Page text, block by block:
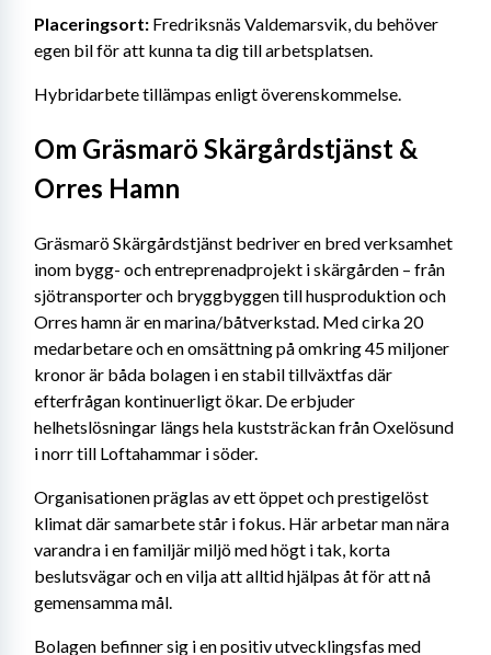
Placeringsort: Fredriksnäs Valdemarsvik, du behöver
egen bil för att kunna ta dig till arbetsplatsen.
Hybridarbete tillämpas enligt överenskommelse.
Om Gräsmarö Skärgårdstjänst &
Orres Hamn
Gräsmarö Skärgårdstjänst bedriver en bred verksamhet
inom bygg- och entreprenadprojekt i skärgården – från
sjötransporter och bryggbyggen till husproduktion och
Orres hamn är en marina/båtverkstad. Med cirka 20
medarbetare och en omsättning på omkring 45 miljoner
kronor är båda bolagen i en stabil tillväxtfas där
efterfrågan kontinuerligt ökar. De erbjuder
helhetslösningar längs hela kuststräckan från Oxelösund
i norr till Loftahammar i söder.
Organisationen präglas av ett öppet och prestigelöst
klimat där samarbete står i fokus. Här arbetar man nära
varandra i en familjär miljö med högt i tak, korta
beslutsvägar och en vilja att alltid hjälpas åt för att nå
gemensamma mål.
Bolagen befinner sig i en positiv utvecklingsfas med